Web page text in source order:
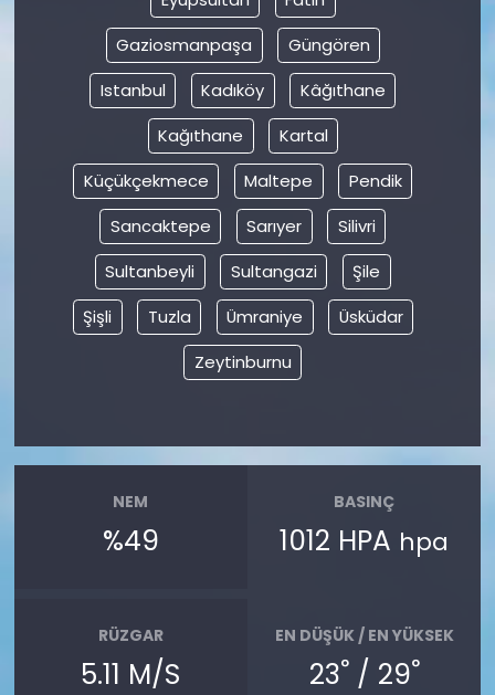
Gaziosmanpaşa
Güngören
Istanbul
Kadıköy
Kâğıthane
Kağıthane
Kartal
Küçükçekmece
Maltepe
Pendik
Sancaktepe
Sarıyer
Silivri
Sultanbeyli
Sultangazi
Şile
Şişli
Tuzla Ümraniye
Üsküdar
Zeytinburnu
NEM
%49
BASINÇ
1012 HPA hpa
RÜZGAR
5.11 M/S
EN DÜŞÜK / EN YÜKSEK
23°/ 29°